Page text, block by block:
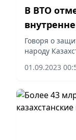
В ВТО
Говоря о
народу
активно
01.09.2023